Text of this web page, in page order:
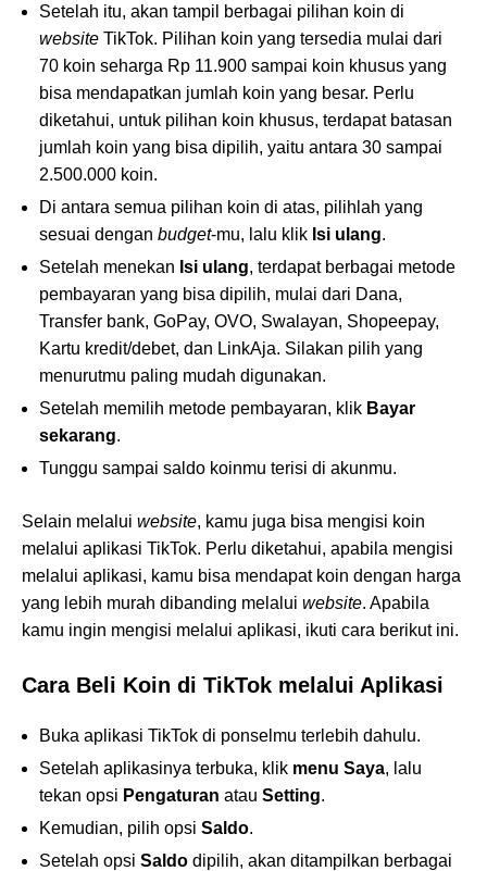
Setelah itu, akan tampil berbagai pilihan koin di
website TikTok. Pilihan koin yang tersedia mulai dari
70 koin seharga Rp 11.900 sampai koin khusus yang
bisa mendapatkan jumlah koin yang besar. Perlu
diketahui, untuk pilihan koin khusus, terdapat batasan
jumlah koin yang bisa dipilih, yaitu antara 30 sampai
2.500.000 koin.
Di antara semua pilihan koin di atas, pilihlah yang
sesuai dengan budget-mu, lalu klik Isi ulang.
Setelah menekan Isi ulang, terdapat berbagai metode
pembayaran yang bisa dipilih, mulai dari Dana,
Transfer bank, GoPay, OVO, Swalayan, Shopeepay,
Kartu kredit/debet, dan LinkAja. Silakan pilih yang
menurutmu paling mudah digunakan.
Setelah memilih metode pembayaran, klik Bayar
sekarang.
Tunggu sampai saldo koinmu terisi di akunmu.
Selain melalui website, kamu juga bisa mengisi koin
melalui aplikasi TikTok. Perlu diketahui, apabila mengisi
melalui aplikasi, kamu bisa mendapat koin dengan harga
yang lebih murah dibanding melalui website. Apabila
kamu ingin mengisi melalui aplikasi, ikuti cara berikut ini.
Cara Beli Koin di TikTok melalui Aplikasi
Buka aplikasi TikTok di ponselmu terlebih dahulu.
Setelah aplikasinya terbuka, klik menu Saya, lalu
tekan opsi Pengaturan atau Setting.
Kemudian, pilih opsi Saldo.
Setelah opsi Saldo dipilih, akan ditampilkan berbagai